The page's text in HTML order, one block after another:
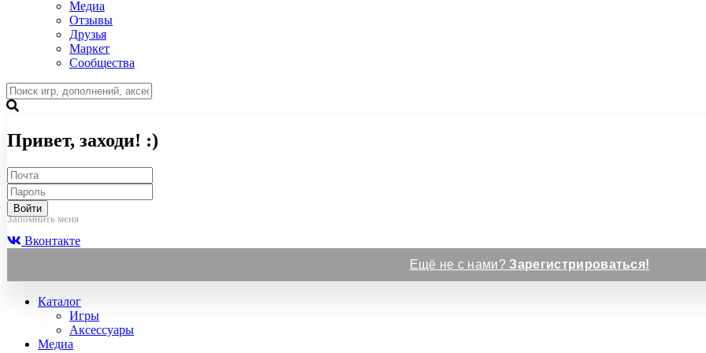
Медиа
Отзывы
Друзья
Маркет
Сообщества
Привет, заходи! :)
Войти
Запомнить меня
Вконтакте
Ещё не с нами?Зарегистрироваться!
Каталог
Игры
Аксессуары
Медиа